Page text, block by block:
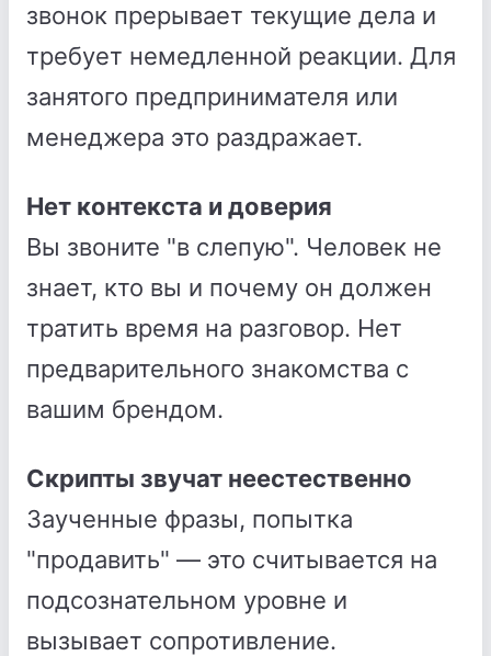
звонок прерывает текущие дела и
требует немедленной реакции. Для
занятого предпринимателя или
менеджера это раздражает.
Нет контекста и доверия
Вы звоните "в слепую". Человек не
знает, кто вы и почему он должен
тратить время на разговор. Нет
предварительного знакомства с
вашим брендом.
Скрипты звучат неестественно
Заученные фразы, попытка
"продавить" — это считывается на
подсознательном уровне и
вызывает сопротивление.